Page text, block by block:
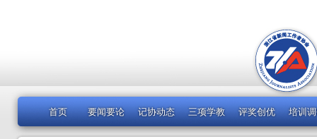
首页 要闻要论 记协动态 三项学教 评奖创优 培训